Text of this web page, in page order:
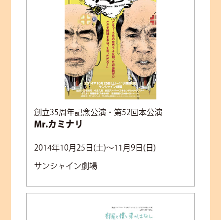
創立35周年記念公演・第52回本公演
Mr.カミナリ
2014年10月25日(土)～11月9日(日)
サンシャイン劇場